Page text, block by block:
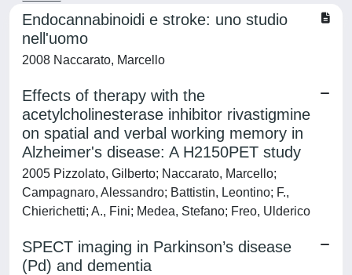
Endocannabinoidi e stroke: uno studio
nell'uomo
2008 Naccarato, Marcello
Effects of therapy with the
acetylcholinesterase inhibitor rivastigmine
on spatial and verbal working memory in
Alzheimer's disease: A H2150PET study
2005 Pizzolato, Gilberto; Naccarato, Marcello;
Campagnaro, Alessandro; Battistin, Leontino; F.,
Chierichetti; A., Fini; Medea, Stefano; Freo, Ulderico
SPECT imaging in Parkinson’s disease
(Pd) and dementia